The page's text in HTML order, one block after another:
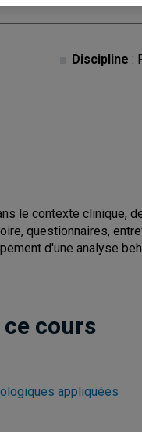
Discipline :
le contexte clinique,
questionnaires,
d'une analyse
cours
appliquées